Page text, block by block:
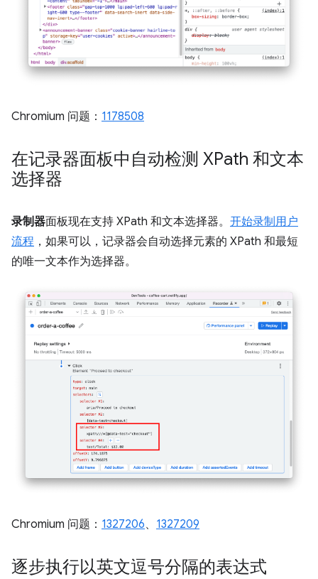
Chromium 问题： 1178508
在记录器面板中自动检测 XPath 和文本
选择器
录制器面板现在支持 XPath 和文本选择器。 开始录制用户
流程 ，如果可以，记录器会自动选择元素的 XPath 和最短
的唯一文本作为选择器。
Chromium 问题： 1327206、 1327209
逐步执行以英文逗号分隔的表达式